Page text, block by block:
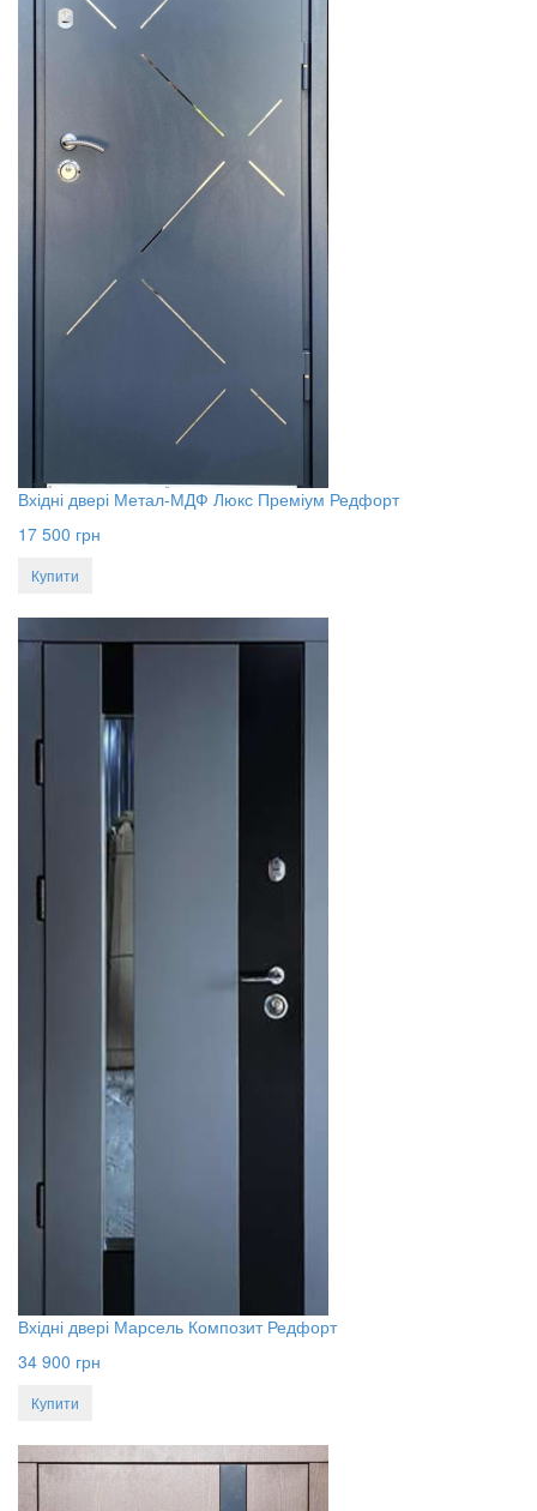
Вхідні двері Метал-МДФ Люкс Преміум Редфорт
17 500 грн
Купити
Вхідні двері Марсель Композит Редфорт
34 900 грн
Купити